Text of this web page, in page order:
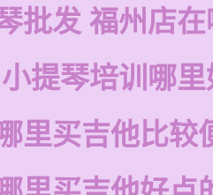
批发 福州店
提琴培训哪里
里买吉他比较